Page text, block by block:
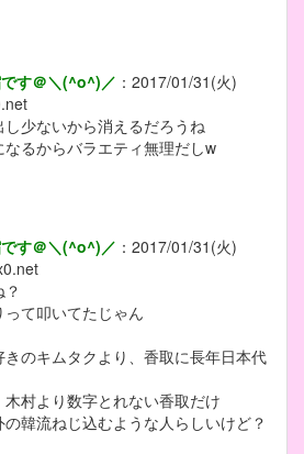
す＠＼(^o^)／ ： 2017/01/31(火)
少ないから消えるだろうね
るからバラエティ無理だしw
す＠＼(^o^)／ ： 2017/01/31(火)
て叩いてたじゃん
のキムタクより、香取に長年日本代
村より数字とれない香取だけ
韓流ねじ込むような人らしいけど？